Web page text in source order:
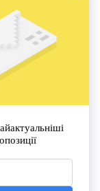
УКРАЇНА"